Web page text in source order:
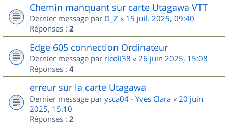
Chemin manquant sur carte Utagawa VTT
Dernier message par D_Z « 15 juil. 2025, 09:40
Réponses : 2
Edge 605 connection Ordinateur
Dernier message par ricoli38 « 26 juin 2025, 15:08
Réponses : 4
erreur sur la carte Utagawa
Dernier message par ysca04 - Yves Clara « 20 juin
2025, 15:10
Réponses : 2